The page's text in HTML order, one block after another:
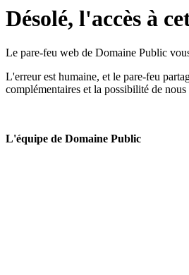
Désolé, l'accès à
Le pare-feu web de Domaine Public
L'erreur est humaine, et le pare-feu
complémentaires et la possibilité de
L'équipe de Domaine Public